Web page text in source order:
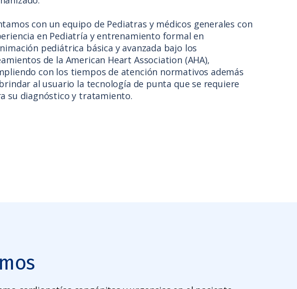
con un equipo de Pediatras y médicos generales con
en Pediatría y entrenamiento formal en
pediátrica básica y avanzada bajo los
de la American Heart Association (AHA),
con los tiempos de atención normativos además
al usuario la tecnología de punta que se requiere
su diagnóstico y tratamiento.